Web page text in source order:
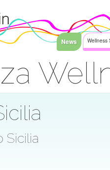
News Wellness
Sicilia